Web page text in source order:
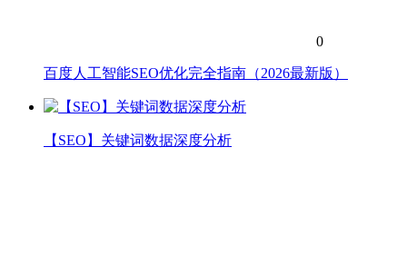
0
百度人工智能SEO优化完全指南（2026最新版）
【SEO】关键词数据深度分析